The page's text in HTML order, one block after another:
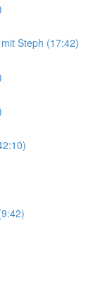
Steph (17:42)